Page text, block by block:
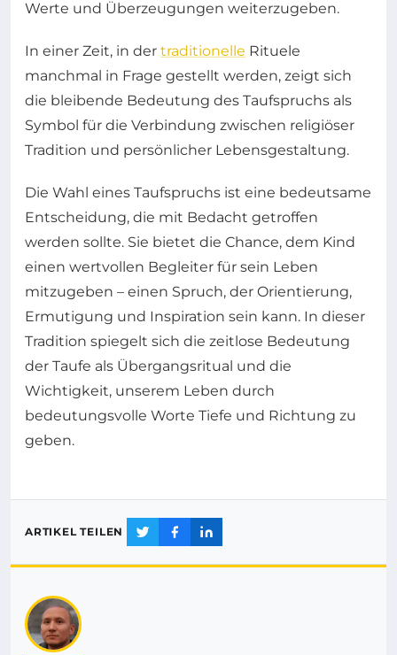
Werte und Überzeugungen weiterzugeben.
In einer Zeit, in der traditionelle Rituele
manchmal in Frage gestellt werden, zeigt sich
die bleibende Bedeutung des Taufspruchs als
Symbol für die Verbindung zwischen religiöser
Tradition und persönlicher Lebensgestaltung.
Die Wahl eines Taufspruchs ist eine bedeutsame
Entscheidung, die mit Bedacht getroffen
werden sollte. Sie bietet die Chance, dem Kind
einen wertvollen Begleiter für sein Leben
mitzugeben – einen Spruch, der Orientierung,
Ermutigung und Inspiration sein kann. In dieser
Tradition spiegelt sich die zeitlose Bedeutung
der Taufe als Übergangsritual und die
Wichtigkeit, unserem Leben durch
bedeutungsvolle Worte Tiefe und Richtung zu
geben.
ARTIKEL TEILEN